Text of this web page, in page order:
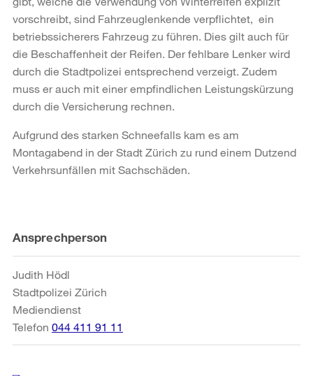
vorschreibt, sind Fahrzeuglenkende verpflichtet, ein
betriebssicherers Fahrzeug zu führen. Dies gilt auch für
die Beschaffenheit der Reifen. Der fehlbare Lenker wird
durch die Stadtpolizei entsprechend verzeigt. Zudem
muss er auch mit einer empfindlichen Leistungskürzung
durch die Versicherung rechnen.
Aufgrund des starken Schneefalls kam es am
Montagabend in der Stadt Zürich zu rund einem Dutzend
Verkehrsunfällen mit Sachschäden.
Weitere
Informationen
Ansprechperson
Judith Hödl
Stadtpolizei Zürich
Mediendienst
Telefon 044 411 91 11